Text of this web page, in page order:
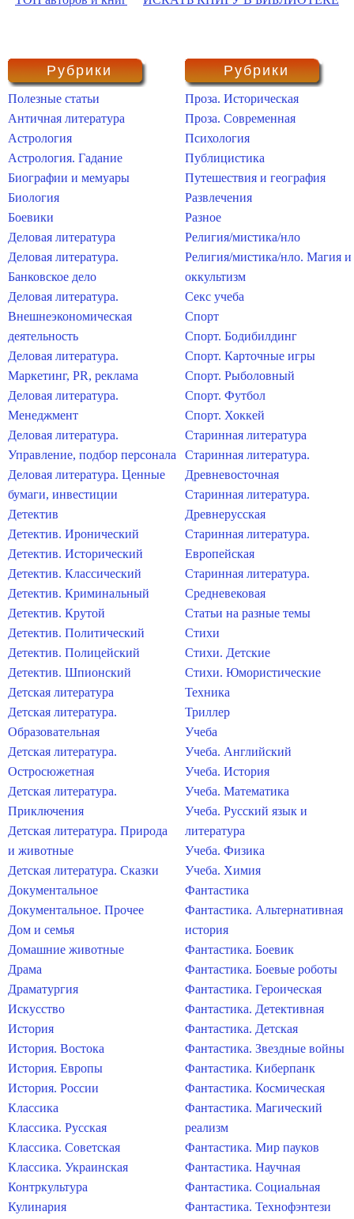
Рубрики
Полезные статьи
Античная литература
Астрология
Астрология. Гадание
Биографии и мемуары
Биология
Боевики
Деловая литература
Деловая литература.
Банковское дело
Деловая литература.
Внешнеэкономическая
деятельность
Деловая литература.
Маркетинг, PR, реклама
Деловая литература.
Менеджмент
Деловая литература.
Управление, подбор персонала
Деловая литература. Ценные
бумаги, инвестиции
Детектив
Детектив. Иронический
Детектив. Исторический
Детектив. Классический
Детектив. Криминальный
Детектив. Крутой
Детектив. Политический
Детектив. Полицейский
Детектив. Шпионский
Детская литература
Детская литература.
Образовательная
Детская литература.
Остросюжетная
Детская литература.
Приключения
Детская литература. Природа
и животные
Детская литература. Сказки
Документальное
Документальное. Прочее
Дом и семья
Домашние животные
Драма
Драматургия
Искусство
История
История. Востока
История. Европы
История. России
Классика
Классика. Русская
Классика. Советская
Классика. Украинская
Контркультура
Кулинария
Рубрики
Проза. Историческая
Проза. Современная
Психология
Публицистика
Путешествия и география
Развлечения
Разное
Религия/мистика/нло
Религия/мистика/нло. Магия и
оккультизм
Секс учеба
Спорт
Спорт. Бодибилдинг
Спорт. Карточные игры
Спорт. Рыболовный
Спорт. Футбол
Спорт. Хоккей
Старинная литература
Старинная литература.
Древневосточная
Старинная литература.
Древнерусская
Старинная литература.
Европейская
Старинная литература.
Средневековая
Статьи на разные темы
Стихи
Стихи. Детские
Стихи. Юмористические
Техника
Триллер
Учеба
Учеба. Английский
Учеба. История
Учеба. Математика
Учеба. Русский язык и
литература
Учеба. Физика
Учеба. Химия
Фантастика
Фантастика. Альтернативная
история
Фантастика. Боевик
Фантастика. Боевые роботы
Фантастика. Героическая
Фантастика. Детективная
Фантастика. Детская
Фантастика. Звездные войны
Фантастика. Киберпанк
Фантастика. Космическая
Фантастика. Магический
реализм
Фантастика. Мир пауков
Фантастика. Научная
Фантастика. Социальная
Фантастика. Технофэнтези